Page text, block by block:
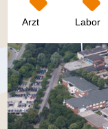
Arzt
Labor